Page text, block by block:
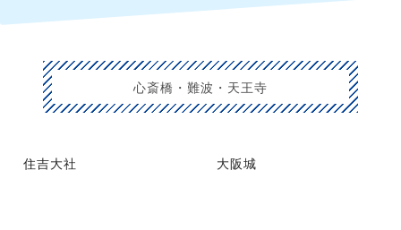
心斎橋・難波・天王寺
住吉大社 大阪城